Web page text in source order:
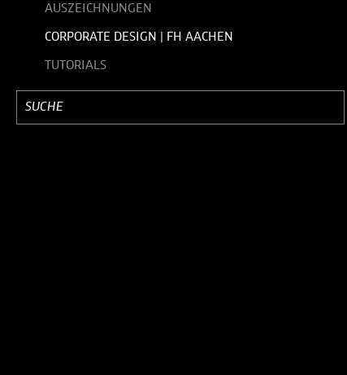
AUSZEICHNUNGEN
CORPORATE DESIGN | FH AACHEN
TUTORIALS